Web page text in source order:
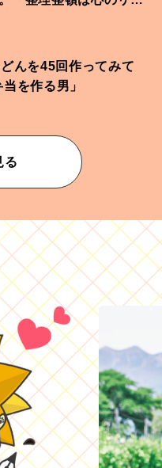
んを45回作ってみて
を作る男」
る